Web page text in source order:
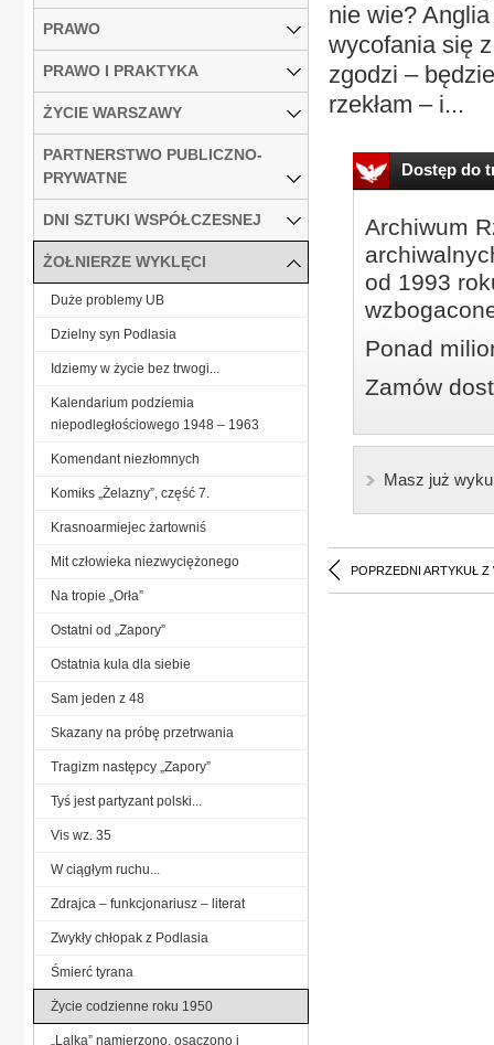
nie wie?
wycofania się
zgodzi –
rzekłam – i...
Dostęp do
Archiwum
od 1993
Ponad
Zamów
Masz już
POPRZEDNI ARTYKUŁ Z
PRAWO
PRAWO I PRAKTYKA
ŻYCIE WARSZAWY
PARTNERSTWO PUBLICZNO-
PRYWATNE
DNI SZTUKI WSPÓŁCZESNEJ
ŻOŁNIERZE WYKLĘCI
Duże problemy UB
Dzielny syn Podlasia
Idziemy w życie bez trwogi...
Kalendarium podziemia
niepodległościowego 1948 – 1963
Komendant niezłomnych
Komiks „Żelazny”, część 7.
Krasnoarmiejec żartowniś
Mit człowieka niezwyciężonego
Na tropie „Orła”
Ostatni od „Zapory”
Ostatnia kula dla siebie
Sam jeden z 48
Skazany na próbę przetrwania
Tragizm następcy „Zapory”
Tyś jest partyzant polski...
Vis wz. 35
W ciągłym ruchu...
Zdrajca – funkcjonariusz – literat
Zwykły chłopak z Podlasia
Śmierć tyrana
Życie codzienne roku 1950
„Lalka” namierzono, osaczono i